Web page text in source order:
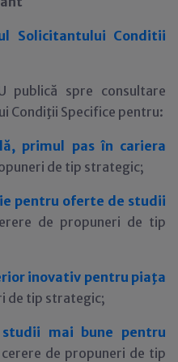
Solicitantului Conditii
publică spre consultare
Condiţii Specifice pentru:
primul pas în cariera
de tip strategic;
pentru oferte de studii
de propuneri de tip
inovativ pentru piaţa
de tip strategic;
mai bune pentru
cerere de propuneri de tip